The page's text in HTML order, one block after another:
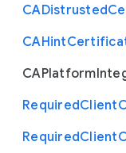
CADistrusted
CAHint
CAPlatform
RequiredClient
RequiredClient